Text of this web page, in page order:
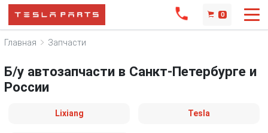
0
Главная Запчасти
Б/у автозапчасти в Санкт-Петербурге и
России
Lixiang Tesla